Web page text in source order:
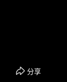
分享